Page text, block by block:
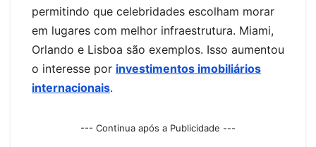
permitindo que celebridades escolham morar
em lugares com melhor infraestrutura. Miami,
Orlando e Lisboa são exemplos. Isso aumentou
o interesse por investimentos imobiliários
internacionais.
--- Continua após a Publicidade ---